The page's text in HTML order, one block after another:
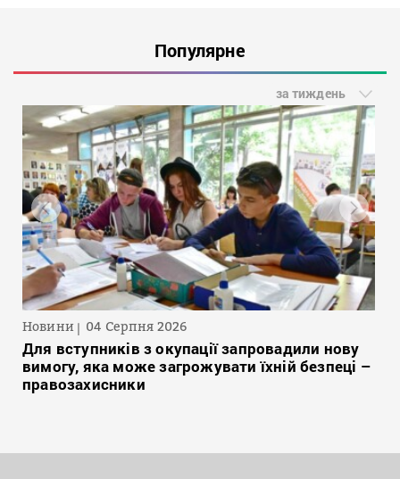
Популярне
за тиждень
Новини 04 Серпня 2026
Для вступників з окупації запровадили нову
вимогу, яка може загрожувати їхній безпеці –
правозахисники